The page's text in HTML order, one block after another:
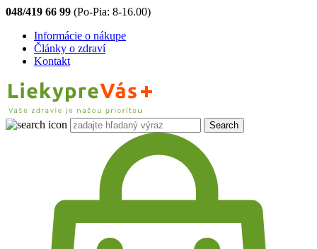
048/419 66 99 (Po-Pia: 8-16.00)
Informácie o nákupe
Články o zdraví
Kontakt